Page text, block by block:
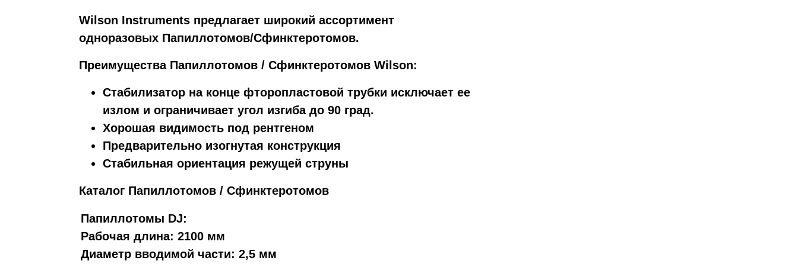
Wilson Instruments предлагает широкий ассортимент
одноразовых Папиллотомов/Сфинктеротомов.
Преимущества Папиллотомов / Сфинктеротомов Wilson:
Стабилизатор на конце фторопластовой трубки исключает ее
излом и ограничивает угол изгиба до 90 град.
Хорошая видимость под рентгеном
Предварительно изогнутая конструкция
Стабильная ориентация режущей струны
Каталог Папиллотомов / Сфинктеротомов
Папиллотомы DJ:
Рабочая длина: 2100 мм
Диаметр вводимой части: 2,5 мм